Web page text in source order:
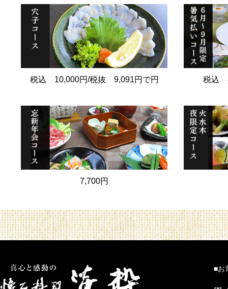
税込 10,000円/税抜 9,091円で円 税込
7,700円
■お